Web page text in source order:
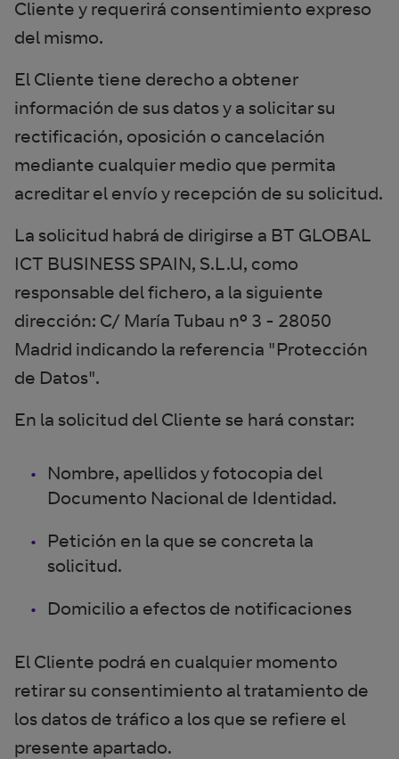
Cliente y requerirá consentimiento expreso
del mismo.
El Cliente tiene derecho a obtener
información de sus datos y a solicitar su
rectificación, oposición o cancelación
mediante cualquier medio que permita
acreditar el envío y recepción de su solicitud.
La solicitud habrá de dirigirse a BT GLOBAL
ICT BUSINESS SPAIN, S.L.U, como
responsable del fichero, a la siguiente
dirección: C/ María Tubau nº 3 - 28050
Madrid indicando la referencia "Protección
de Datos".
En la solicitud del Cliente se hará constar:
Nombre, apellidos y fotocopia del
Documento Nacional de Identidad.
Petición en la que se concreta la
solicitud.
Domicilio a efectos de notificaciones
El Cliente podrá en cualquier momento
retirar su consentimiento al tratamiento de
los datos de tráfico a los que se refiere el
presente apartado.